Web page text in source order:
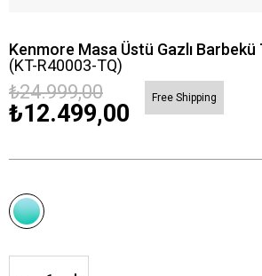
Kenmore Masa Üstü Gazlı
(KT-R40003-TQ)
₺24.999,00
₺12.499,00
Free Shipping